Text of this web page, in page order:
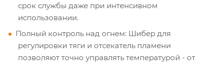
срок службы даже при интенсивном
использовании.
Полный контроль над огнем: Шибер для
регулировки тяги и отсекатель пламени
позволяют точно управлять температурой - от